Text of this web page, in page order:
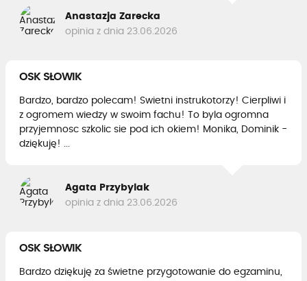
Anastazja Zarecka
opinia z dnia 23.06.2026
OSK SŁOWIK
Bardzo, bardzo polecam! Swietni instrukotorzy! Cierpliwi i
z ogromem wiedzy w swoim fachu! To byla ogromna
przyjemnosc szkolic sie pod ich okiem! Monika, Dominik -
dziękuję! ...
Agata Przybylak
opinia z dnia 23.06.2026
OSK SŁOWIK
Bardzo dziękuję za świetne przygotowanie do egzaminu,